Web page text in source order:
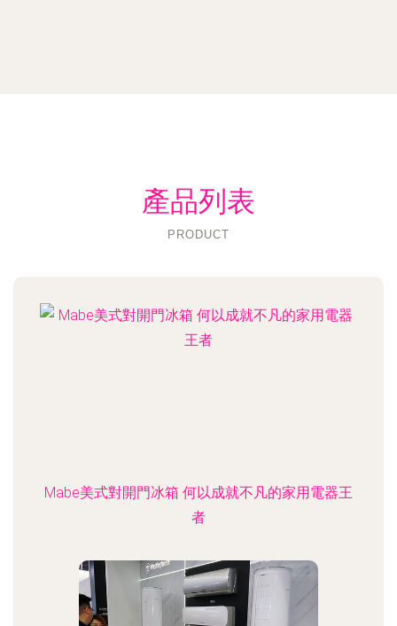
產品列表
PRODUCT
Mabe美式對開門冰箱 何以成就不凡的家用電器王
者